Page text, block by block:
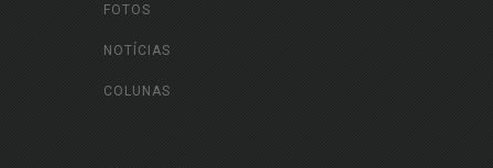
FOTOS
NOTÍCIAS
COLUNAS